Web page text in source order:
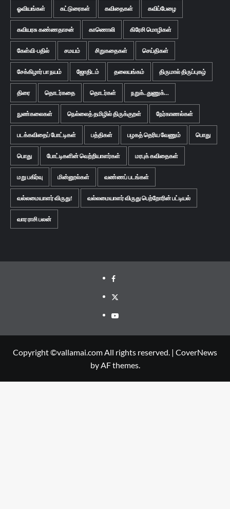
ஓவியங்கள் கட்டுரைகள் கவிதைகள் கவிப்பேழை
கவியரசு கண்ணதாசன் காணொலி கிரேசி மொழிகள்
கேள்வி-பதில் சமயம் சிறுகதைகள் செய்திகள்
சேக்கிழார் பா நயம் ஜோதிடம் தலையங்கம் திருமால் திருப்புகழ்
திரை தொடர்கதை தொடர்கள் நறுக்..துணுக்...
நுண்கலைகள் நெல்லைத் தமிழில் திருக்குறள் நேர்காணல்கள்
படக்கவிதைப் போட்டிகள் பத்திகள் பழகத் தெரிய வேணும் பொது
பொது போட்டிகளின் வெற்றியாளர்கள் மரபுக் கவிதைகள்
மறு பகிர்வு மின்னூல்கள் வண்ணப் படங்கள்
வல்லமையாளர் விருது! வல்லமையாளர் விருது பெற்றோரின் பட்டியல்
வார ராசி பலன்
Facebook
Twitter
Youtube
Copyright ©vallamai.com All rights reserved. | CoverNews
by AF themes.